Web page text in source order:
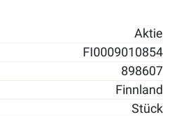
Aktie
FI0009010854
898607
Finnland
Stück